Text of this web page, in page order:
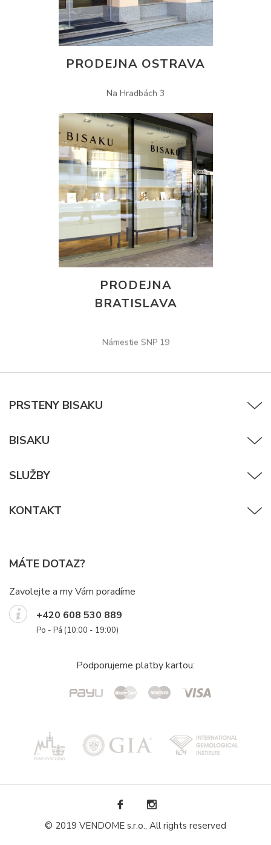
PRODEJNA OSTRAVA
PRODEJNA
BRATISLAVA
PRSTENY BISAKU
BISAKU
SLUŽBY
KONTAKT
MÁTE DOTAZ?
Zavolejte a my Vám poradíme
+420 608 530 889
Po - Pá (10:00 - 19:00)
Podporujeme platby kartou:
© 2019 VENDOME s.r.o., All rights reserved